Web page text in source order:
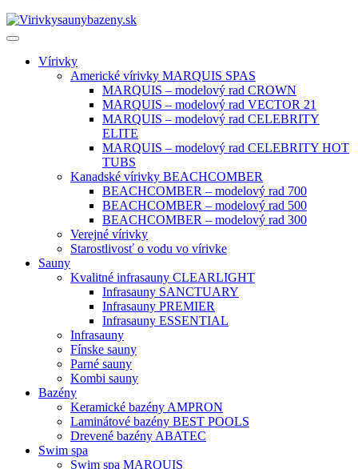
Vírivky
Americké vírivky MARQUIS SPAS
MARQUIS – modelový rad CROWN
MARQUIS – modelový rad VECTOR 21
MARQUIS – modelový rad CELEBRITY
ELITE
MARQUIS – modelový rad CELEBRITY HOT
TUBS
Kanadské vírivky BEACHCOMBER
BEACHCOMBER – modelový rad 700
BEACHCOMBER – modelový rad 500
BEACHCOMBER – modelový rad 300
Verejné vírivky
Starostlivosť o vodu vo vírivke
Sauny
Kvalitné infrasauny CLEARLIGHT
Infrasauny SANCTUARY
Infrasauny PREMIER
Infrasauny ESSENTIAL
Infrasauny
Fínske sauny
Parné sauny
Kombi sauny
Bazény
Keramické bazény AMPRON
Laminátové bazény BEST POOLS
Drevené bazény ABATEC
Swim spa
Swim spa MARQUIS